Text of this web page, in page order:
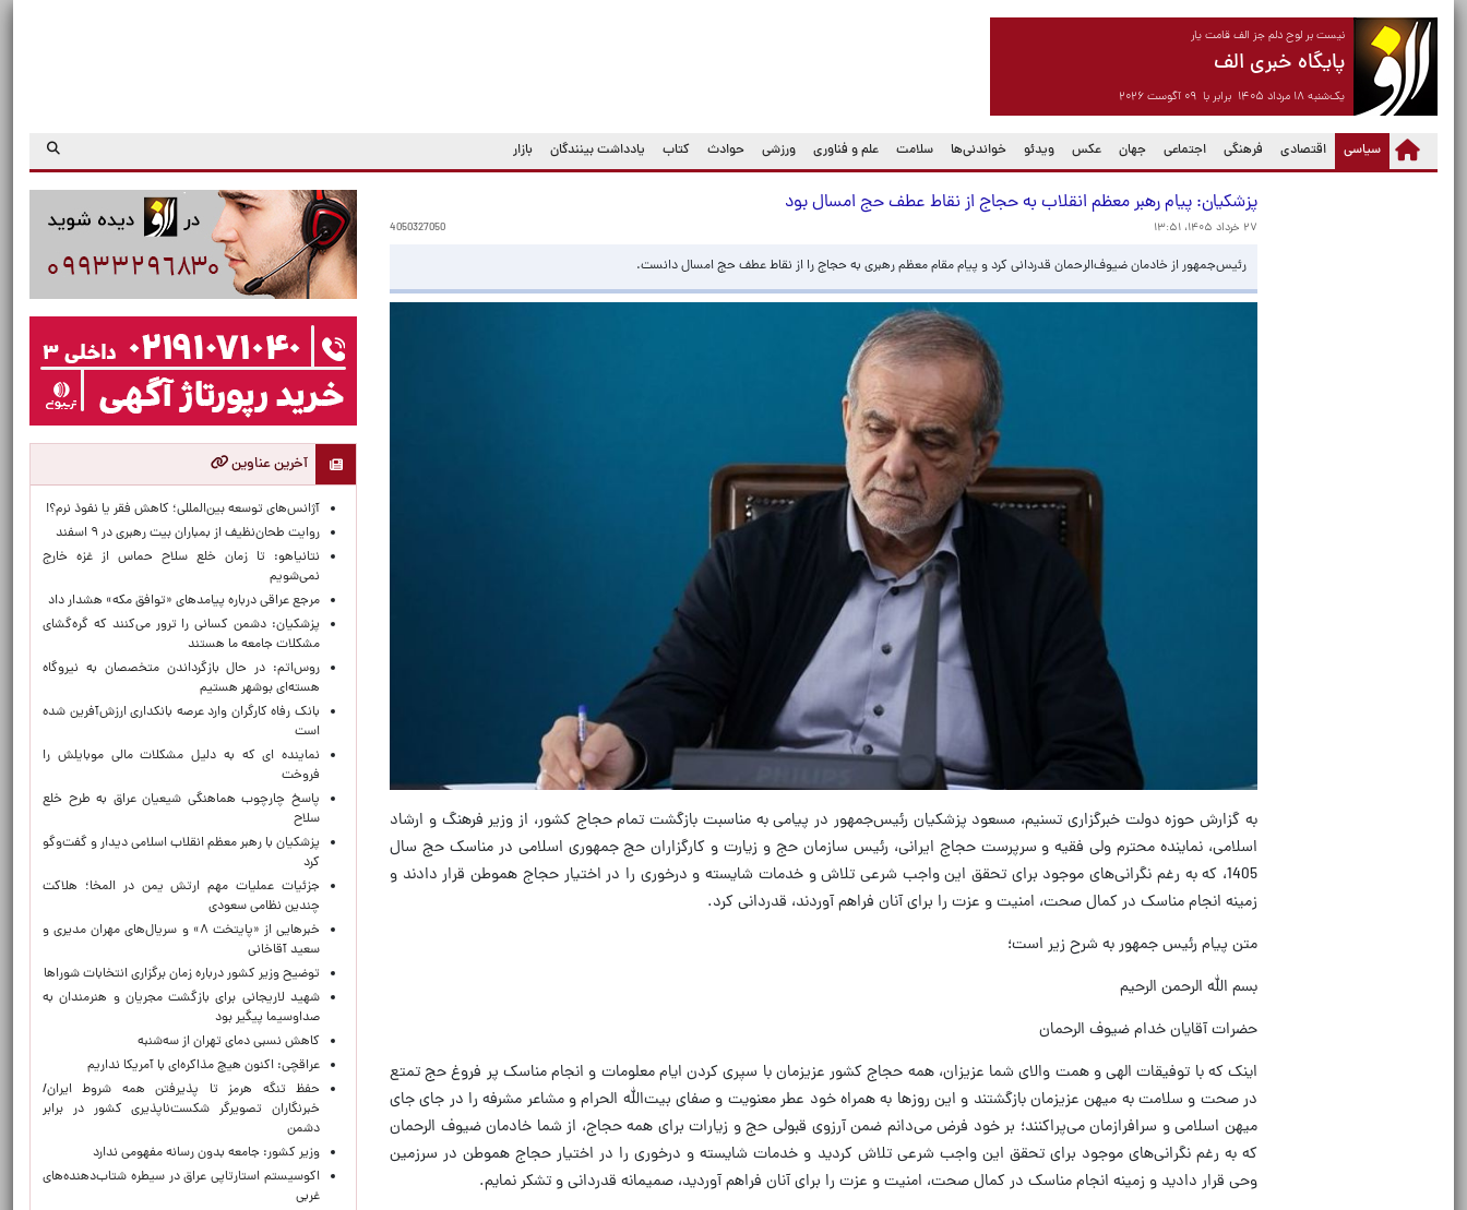
نیست بر لوح دلم جز الف قامت یار
پایگاه خبری الف
یک‌شنبه ۱۸ مرداد ۱۴۰۵ برابر با ۰۹ آگوست ۲۰۲۶
سیاسی
(current) اقتصادی فرهنگی اجتماعی جهان عکس ویدئو خواندنی‌ها سلامت علم و فناوری ورزشی حوادث کتاب یادداشت بینندگان بازار
پزشکیان: پیام رهبر معظم انقلاب به حجاج از نقاط عطف حج امسال بود
۲۷ خرداد ۱۴۰۵، ۱۳:۵۱ 4050327050
رئیس‌جمهور از خادمان ضیوف‌الرحمان قدردانی کرد و پیام مقام معظم رهبری به حجاج را از نقاط عطف حج امسال دانست.
به گزارش حوزه دولت خبرگزاری تسنیم، مسعود پزشکیان رئیس‌جمهور در پیامی به مناسبت بازگشت تمام حجاج کشور، از وزیر فرهنگ و ارشاد
اسلامی، نماینده محترم ولی فقیه و سرپرست حجاج ایرانی، رئیس سازمان حج و زیارت و کارگزاران حج جمهوری اسلامی در مناسک حج سال
1405، که به رغم نگرانی‌های موجود برای تحقق این واجب شرعی تلاش و خدمات شایسته و درخوری را در اختیار حجاج هموطن قرار دادند‌ ‌و‌
زمینه انجام مناسک در‌ کمال ‌صحت، امنیت و‌ عزت را برای آنان فراهم آوردند، قدردانی کرد.
متن پیام رئیس جمهور به شرح زیر است؛
بسم الله الرحمن الرحیم
حضرات آقایان خدام ضیوف الرحمان
اینک که با توفیقات الهی و همت والای شما عزیزان، همه حجاج کشور عزیزمان با سپری کردن ایام معلومات و انجام مناسک پر فروغ حج تمتع
در صحت و سلامت به میهن عزیزمان بازگشتند و این روزها به همراه خود عطر معنویت و صفای بیت‌الله الحرام و مشاعر مشرفه را در جای جای
میهن اسلامی و سرافرازمان می‌پراکنند؛ بر خود فرض می‌دانم ضمن آرزوی قبولی حج و زیارات برای همه حجاج، از شما خادمان ضیوف الرحمان
که به رغم نگرانی‌های موجود برای تحقق این واجب شرعی تلاش کردید و خدمات شایسته و درخوری را در اختیار حجاج هموطن ‌در ‌سرزمین
وحی‌ قرار دادید‌ ‌و‌ زمینه انجام مناسک در‌ کمال ‌صحت، امنیت و‌ عزت را برای آنان فراهم آوردید، صمیمانه قدردانی و تشکر نمایم.
آخرین عناوین
آژانس‌های توسعه بین‌المللی؛ کاهش فقر یا نفوذ نرم؟!
روایت طحان‌نظیف از بمباران بیت رهبری در ۹ اسفند
نتانیاهو: تا زمان خلع سلاح حماس از غزه خارج
نمی‌شویم
مرجع عراقی درباره پیامدهای «توافق مکه» هشدار داد
پزشکیان: دشمن کسانی را ترور می‌کنند که گره‌گشای
مشکلات جامعه ما هستند
روس‌اتم: در حال بازگرداندن متخصصان به نیروگاه
هسته‌ای بوشهر هستیم
بانک رفاه کارگران وارد عرصه بانکداری ارزش‌آفرین شده
است
نماینده ای که به دلیل مشکلات مالی موبایلش را
فروخت
پاسخ چارچوب هماهنگی شیعیان عراق به طرح خلع
سلاح
پزشکیان با رهبر معظم انقلاب اسلامی دیدار و گفت‌وگو
کرد
جزئیات عملیات مهم ارتش یمن در المخا؛ هلاکت
چندین نظامی سعودی
خبرهایی از «پایتخت ۸» و سریال‌های مهران مدیری و
سعید آقاخانی
توضیح وزیر کشور درباره زمان برگزاری انتخابات شوراها
شهید لاریجانی برای بازگشت مجریان و هنرمندان به
صداوسیما پیگیر بود
کاهش نسبی دمای تهران از سه‌شنبه
عراقچی: اکنون هیچ مذاکره‌ای با آمریکا نداریم
حفظ تنگه هرمز تا پذیرفتن همه شروط ایران/
خبرنگاران تصویرگر شکست‌ناپذیری کشور در برابر
دشمن
وزیر کشور: جامعه بدون رسانه مفهومی ندارد
اکوسیستم استارتاپی عراق در سیطره شتاب‌دهنده‌‌های
غربی